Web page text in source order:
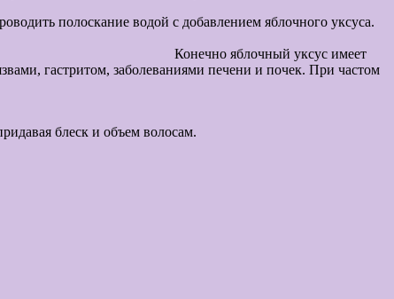
полоскание водой с добавлением яблочного уксуса.
имеет
гастритом, заболеваниями печени и почек. При частом
блеск и объем волосам.